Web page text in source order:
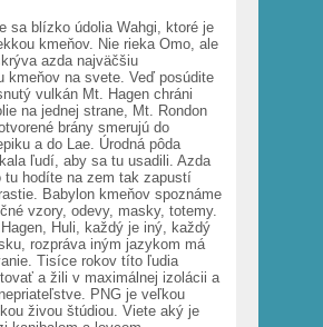
sa blízko údolia Wahgi, ktoré je
kmeňov. Nie rieka Omo, ale
azda najväčšiu
kmeňov na svete. Veď posúdite
vulkán Mt. Hagen chráni
na jednej strane, Mt. Rondon
brány smerujú do
a do Lae. Úrodná pôda
ľudí, aby sa tu usadili. Azda
tu hodíte na zem tak zapustí
Babylon kmeňov spoznáme
vzory, odevy, masky, totemy.
Huli, každý je iný, každý
rozpráva iným jazykom má
Tisíce rokov títo ľudia
a žili v maximálnej izolácii a
PNG je veľkou
živou štúdiou. Viete aký je